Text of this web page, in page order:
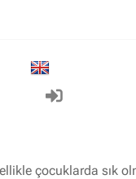
çocuklarda sık